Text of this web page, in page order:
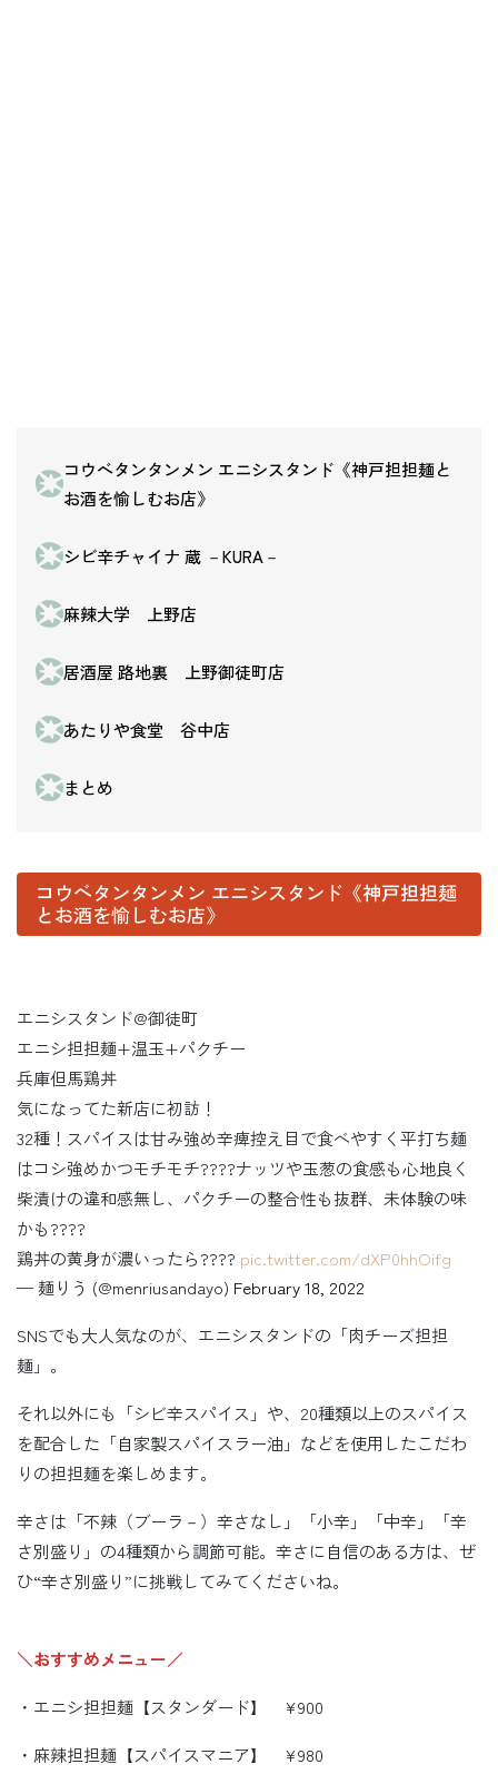
コウベタンタンメン エニシスタンド《神戸担担麺と
お酒を愉しむお店》
シビ辛チャイナ 蔵 －KURA－
麻辣大学 上野店
居酒屋 路地裏 上野御徒町店
あたりや食堂 谷中店
まとめ
コウベタンタンメン エニシスタンド《神戸担担麺
とお酒を愉しむお店》
エニシスタンド@御徒町
エニシ担担麺+温玉+パクチー
兵庫但馬鶏丼
気になってた新店に初訪！
32種！スパイスは甘み強め辛痺控え目で食べやすく平打ち麺
はコシ強めかつモチモチ????ナッツや玉葱の食感も心地良く
柴漬けの違和感無し、パクチーの整合性も抜群、未体験の味
かも????
鶏丼の黄身が濃いったら???? pic.twitter.com/dXP0hhOifg
— 麺りう (@menriusandayo) February 18, 2022
SNSでも大人気なのが、エニシスタンドの「肉チーズ担担
麺」。
それ以外にも「シビ辛スパイス」や、20種類以上のスパイス
を配合した「自家製スパイスラー油」などを使用したこだわ
りの担担麺を楽しめます。
辛さは「不辣（ブーラ－）辛さなし」「小辛」「中辛」「辛
さ別盛り」の4種類から調節可能。辛さに自信のある方は、ぜ
ひ“辛さ別盛り”に挑戦してみてくださいね。
＼おすすめメニュー／
・エニシ担担麺【スタンダード】 ¥900
・麻辣担担麺【スパイスマニア】 ¥980